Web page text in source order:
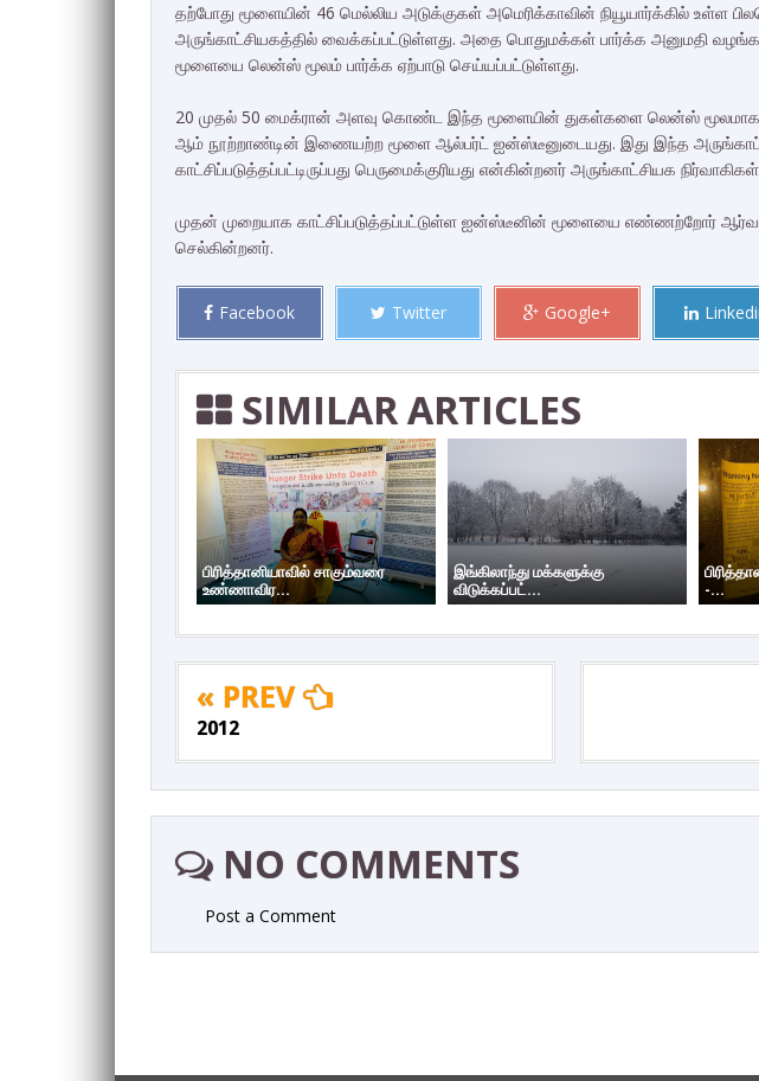
தற்போது மூளையின் 46 மெல்லிய அடுக்குகள் அமெரிக்காவின் நியூயார்க்கில் உள்ள
அருங்காட்சியகத்தில் வைக்கப்பட்டுள்ளது. அதை பொதுமக்கள் பார்க்க அனுமதி
மூளையை லென்ஸ் மூலம் பார்க்க ஏற்பாடு செய்யப்பட்டுள்ளது.
20 முதல் 50 மைக்ரான் அளவு கொண்ட இந்த மூளையின் துகள்களை லென்ஸ்
ஆம் நூற்றாண்டின் இணையற்ற மூளை ஆல்பர்ட் ஐன்ஸ்டீனுடையது. இது இந்த
காட்சிப்படுத்தப்பட்டிருப்பது பெருமைக்குரியது என்கின்றனர் அருங்காட்சியக
முதன் முறையாக காட்சிப்படுத்தப்பட்டுள்ள ஐன்ஸ்டீனின் மூளையை எண்ணற்றோர்
செல்கின்றனர்.
Facebook Twitter Google+
SIMILAR ARTICLES
பிரித்தானியாவில் சாகும்வரை
உண்ணாவிர...
இங்கிலாந்து மக்களுக்கு
விடுக்கப்பட்...
-...
« PREV
2012
NO COMMENTS
Post a Comment